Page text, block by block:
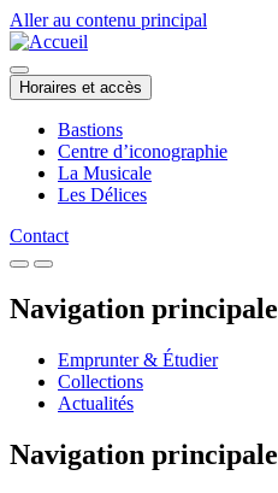
Aller au contenu principal
Horaires et accès
Bastions
Centre d’iconographie
La Musicale
Les Délices
Contact
Navigation principale
Emprunter & Étudier
Collections
Actualités
Navigation principale